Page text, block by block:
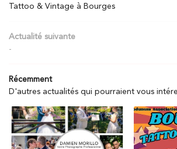
ACTUALITÉS
Tattoo & Vintage à Bourges
Actualité suivante
-
Récemment
D'autres actualités qui pourraient vous